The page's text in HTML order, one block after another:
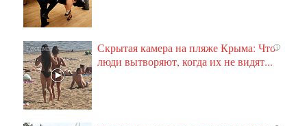
i
Скрытая камера на пляже Крыма: Что
люди вытворяют, когда их не видят...